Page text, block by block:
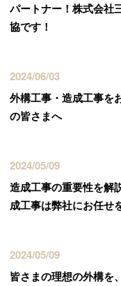
パートナー！株式会社
協です！
2024/06/03
外構工事・造成工事を
の皆さまへ
2024/05/09
造成工事の重要性を解
成工事は弊社にお任せ
2024/05/09
皆さまの理想の外構を